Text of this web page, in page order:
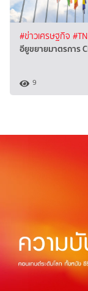
#ข่าวเศรษฐกิจ
อียูขยายมาตรการ
9